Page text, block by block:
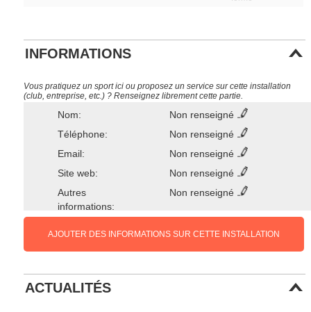
INFORMATIONS
Vous pratiquez un sport ici ou proposez un service sur cette installation
(club, entreprise, etc.) ? Renseignez librement cette partie.
Nom:
Non renseigné
Téléphone:
Non renseigné
Email:
Non renseigné
Site web:
Non renseigné
Autres
informations:
Non renseigné
AJOUTER DES INFORMATIONS SUR CETTE INSTALLATION
ACTUALITÉS